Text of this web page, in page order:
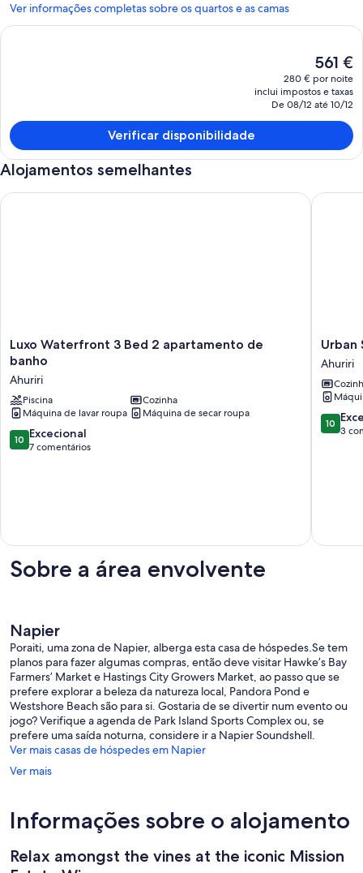
Ver informações completas sobre os quartos e as camas
O
preço
atual
é
561 €
561 €
280 € por noite
inclui impostos e taxas
De 08/12 até 10/12
Verificar disponibilidade
Alojamentos semelhantes
Luxo
Waterfront
Bed
2
apartamento
de
banho
Luxo Waterfront 3 Bed 2 apartamento de
banho
Ahuriri
Piscina
Cozinha
Máquina de lavar roupa
Máquina de secar roupa
Pontuação
de
Excecional,
7
comentários
10 Excecional
7 comentários
Luxo Waterfront 3 Bed 2 apartamento de banho
Urban
Stellar
-
Hawkes
Bay
Holiday
Home
Urban
Ahuriri
de
3
10
3
Urban
Sobre a área envolvente
Napier
Poraiti, uma zona de Napier, alberga esta casa de hóspedes.Se tem
planos para fazer algumas compras, então deve visitar Hawke’s Bay
Farmers’ Market e Hastings City Growers Market, ao passo que se
prefere explorar a beleza da natureza local, Pandora Pond e
Westshore Beach são para si. Gostaria de se divertir num evento ou
jogo? Verifique a agenda de Park Island Sports Complex ou, se
prefere uma saída noturna, considere ir a Napier Soundshell.
Ver mais casas de hóspedes em Napier
Ver mais
Informações sobre o alojamento
Relax amongst the vines at the iconic Mission